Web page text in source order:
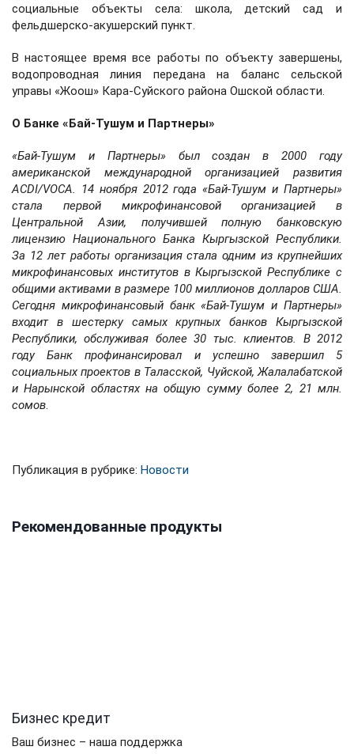
социальные объекты села: школа, детский сад и
фельдшерско-акушерский пункт.
В настоящее время все работы по объекту завершены,
водопроводная линия передана на баланс сельской
управы «Жоош» Кара-Суйского района Ошской области.
О Банке «Бай-Тушум и Партнеры»
«Бай-Тушум и Партнеры» был создан в 2000 году
американской международной организацией развития
ACDI/VOCA. 14 ноября 2012 года «Бай-Тушум и Партнеры»
стала первой микрофинансовой организацией в
Центральной Азии, получившей полную банковскую
лицензию Национального Банка Кыргызской Республики.
За 12 лет работы организация стала одним из крупнейших
микрофинансовых институтов в Кыргызской Республике с
общими активами в размере 100 миллионов долларов США.
Сегодня микрофинансовый банк «Бай-Тушум и Партнеры»
входит в шестерку самых крупных банков Кыргызской
Республики, обслуживая более 30 тыс. клиентов. В 2012
году Банк профинансировал и успешно завершил 5
социальных проектов в Таласской, Чуйской, Жалалабатской
и Нарынской областях на общую сумму более 2, 21 млн.
сомов.
Публикация в рубрике: Новости
Рекомендованные продукты
Бизнес кредит
Ваш бизнес – наша поддержка